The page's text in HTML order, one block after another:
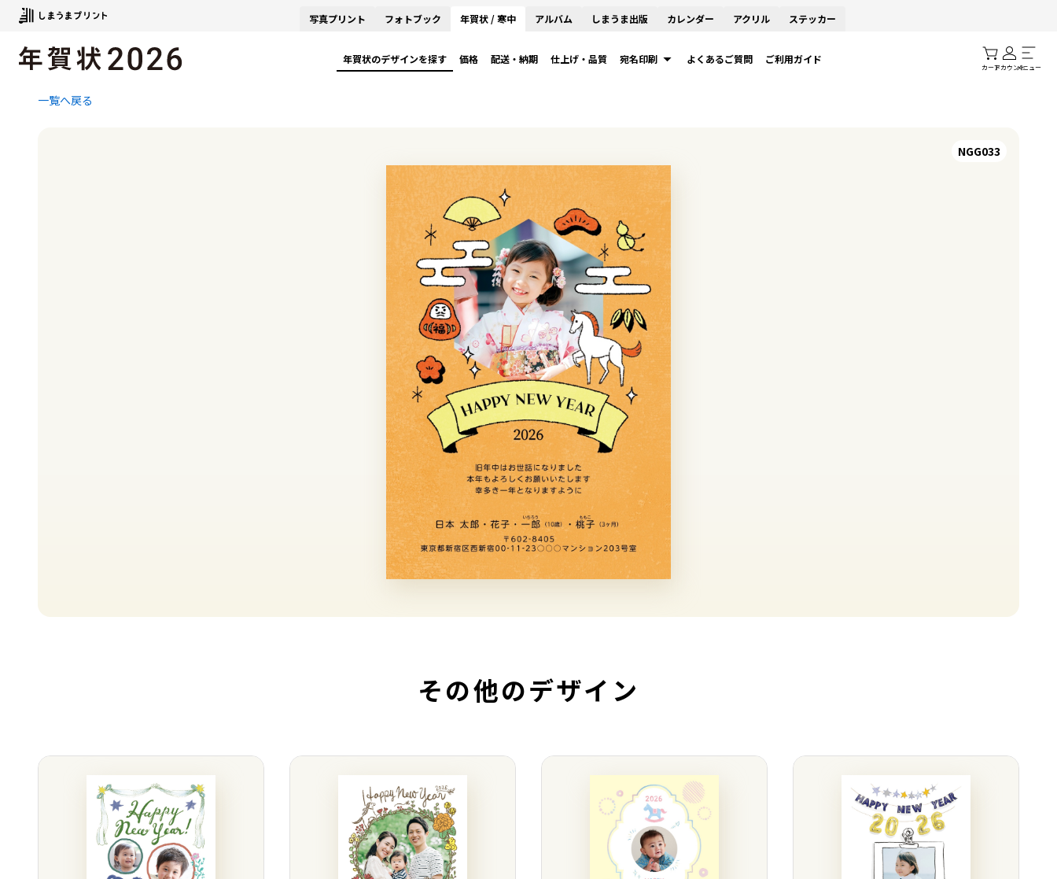
写真プリント フォトブック 年賀状 / 寒中 アルバム しまうま出版 カレンダー アクリル ステッカー
年賀状のデザインを探す 価格 配送・納期 仕上げ・品質 宛名印刷 よくあるご質問 ご利用ガイド
カートアカウントメニュー
一覧へ戻る
NGG033
その他のデザイン